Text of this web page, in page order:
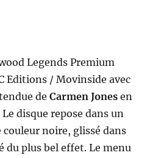
Legends Premium
Editions / Movinside avec
deCarmen Jonesen
disque repose dans un
noire, glissé dans
du plus bel effet. Le menu